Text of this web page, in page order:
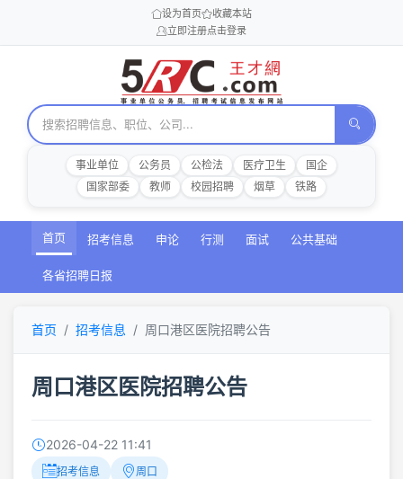
设为首页
收藏本站
立即注册点击登录
事业单位 公务员 公检法 医疗卫生
国企
国家部委
教师 校园招聘 烟草 铁路
首页 招考信息 申论 行测 面试 公共基础
各省招聘日报
首页 招考信息 周口港区医院招聘公告
周口港区医院招聘公告
2026-04-22 11:41
招考信息 周口